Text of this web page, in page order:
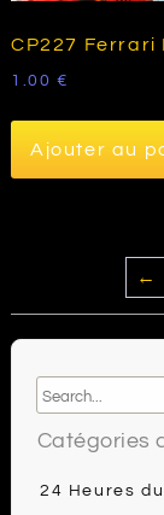
CP227 Ferrari
1.00 €
Ajouter au
←
Catégories
24 Heures